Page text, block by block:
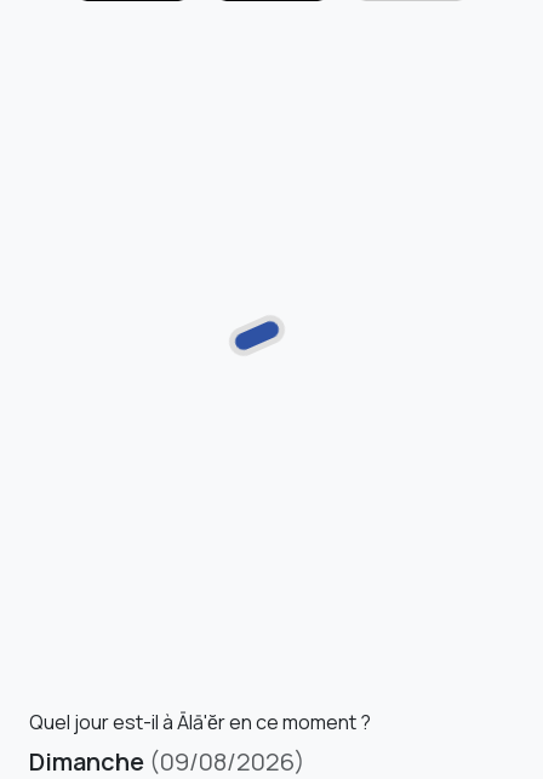
Quel jour est-il à Ālā'ĕr en ce moment ?
Dimanche (09/08/2026)